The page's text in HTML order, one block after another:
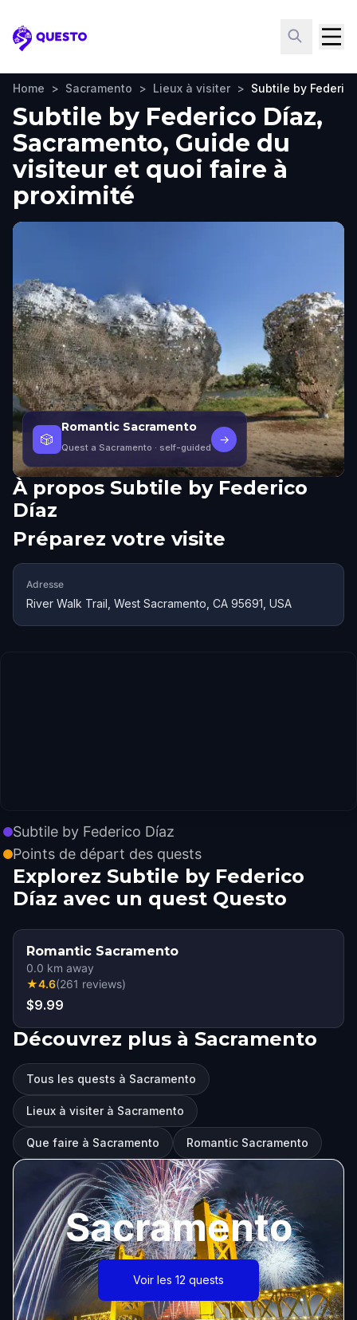
Questo
Home > Sacramento > Lieux à visiter > Subtile by
Subtile by Federico Díaz,
Sacramento, Guide du
visiteur et quoi faire à
proximité
🎲
Romantic Sacramento
Quest a Sacramento · self-guided
→
À propos Subtile by Federico
Díaz
Préparez votre visite
Adresse
River Walk Trail, West Sacramento, CA 95691, USA
Subtile by Federico Díaz
Points de départ des quests
Explorez Subtile by Federico
Díaz avec un quest Questo
Romantic Sacramento
0.0 km away
★4.6(261 reviews)
$9.99
Découvrez plus à Sacramento
Tous les quests à Sacramento
Lieux à visiter à Sacramento
Que faire à Sacramento Romantic Sacramento
Sacramento
Voir les 12 quests